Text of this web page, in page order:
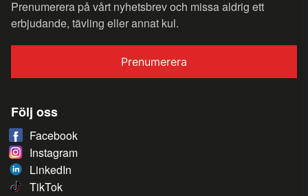
Prenumerera på vårt nyhetsbrev och missa aldrig ett
erbjudande, tävling eller annat kul.
Prenumerera
Följ oss
Facebook
Instagram
LinkedIn
TikTok